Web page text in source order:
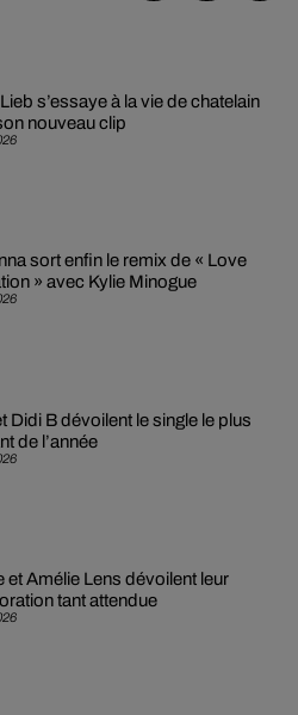
s’essaye à la vie de chatelain
nouveau clip
sort enfin le remix de « Love
» avec Kylie Minogue
Didi B dévoilent le single le plus
de l’année
et Amélie Lens dévoilent leur
tant attendue